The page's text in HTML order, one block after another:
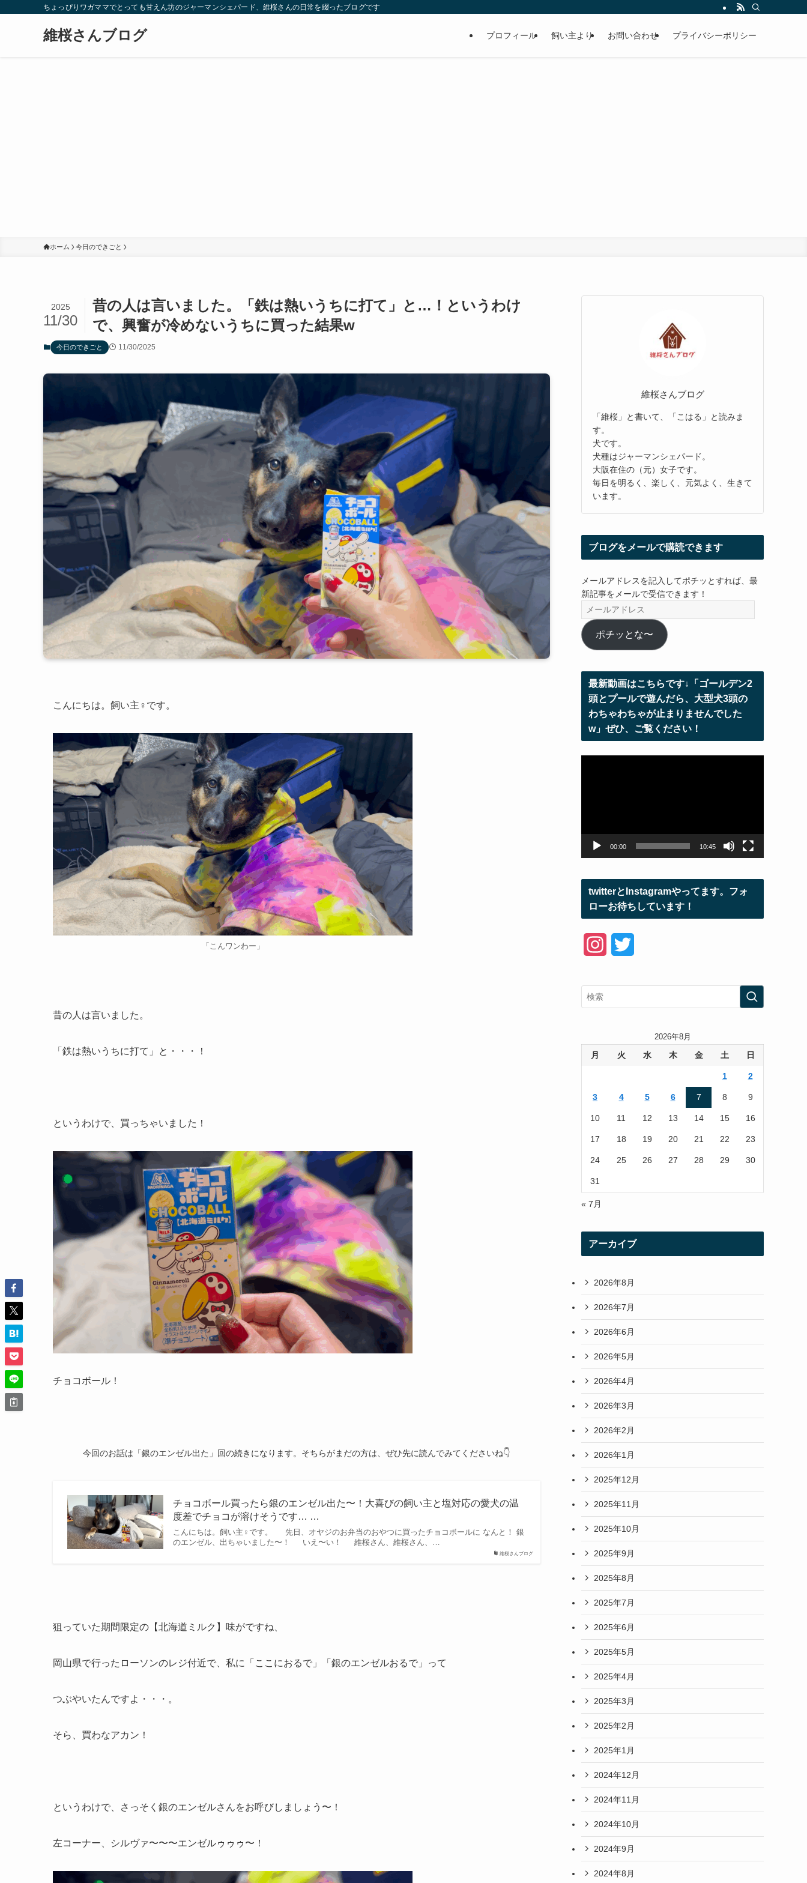
ちょっぴりワガママでとっても甘えん坊のジャーマンシェパード、維桜さんの日常を綴ったブログです
維桜さんブログ プロフィール 飼い主より お問い合わせ プライバシーポリシー
ホーム 今日のできごと
昔の人は言いました。「鉄は熱いうちに打て」と…！というわけ
で、興奮が冷めないうちに買った結果w
2025
11/30
今日のできごと 11/30/2025
こんにちは。飼い主♀です。
「こんワンわー」
昔の人は言いました。
「鉄は熱いうちに打て」と・・・！
というわけで、買っちゃいました！
チョコボール！
今回のお話は「銀のエンゼル出た」回の続きになります。そちらがまだの方は、ぜひ先に読んでみてくださいね👇
維桜さんブログ
チョコボール買ったら銀のエンゼル出た〜！大喜びの飼い主と塩対応の愛犬の温
度差でチョコが溶けそうです… …
こんにちは。飼い主♀です。 先日、オヤジのお弁当のおやつに買ったチョコボールに なんと！ 銀
のエンゼル、出ちゃいました〜！ いえ〜い！ 維桜さん、維桜さん、…
狙っていた期間限定の【北海道ミルク】味がですね、
岡山県で行ったローソンのレジ付近で、私に「ここにおるで」「銀のエンゼルおるで」って
つぶやいたんですよ・・・。
そら、買わなアカン！
というわけで、さっそく銀のエンゼルさんをお呼びしましょう〜！
左コーナー、シルヴァ〜〜〜エンゼルゥゥゥ〜！
維桜さんブログ
「維桜」と書いて、「こはる」と読みま
す。
犬です。
犬種はジャーマンシェパード。
大阪在住の（元）女子です。
毎日を明るく、楽しく、元気よく、生きて
います。
ブログをメールで購読できます
メールアドレスを記入してポチッとすれば、最
新記事をメールで受信できます！
ー
ル
ア
レ
ス
ポチッとな〜
最新動画はこちらです↓「ゴールデン2
頭とプールで遊んだら、大型犬3頭の
わちゃわちゃが止まりませんでした
w」ぜひ、ご覧ください！
00:00 10:45
twitterとInstagramやってます。フォ
ローお待ちしています！
2026年8月
月 火 水 木 金 土 日
1 2
3 4 5 6 7 8 9
10 11 12 13 14 15 16
17 18 19 20 21 22 23
24 25 26 27 28 29 30
31
« 7月
アーカイブ
2026年8月
2026年7月
2026年6月
2026年5月
2026年4月
2026年3月
2026年2月
2026年1月
2025年12月
2025年11月
2025年10月
2025年9月
2025年8月
2025年7月
2025年6月
2025年5月
2025年4月
2025年3月
2025年2月
2025年1月
2024年12月
2024年11月
2024年10月
2024年9月
2024年8月